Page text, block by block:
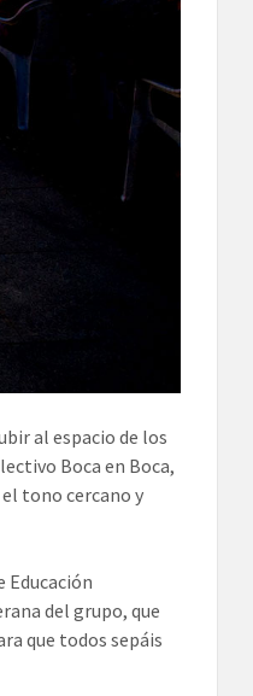
al espacio de los
Boca en Boca,
tono cercano y
del grupo, que
que todos sepáis